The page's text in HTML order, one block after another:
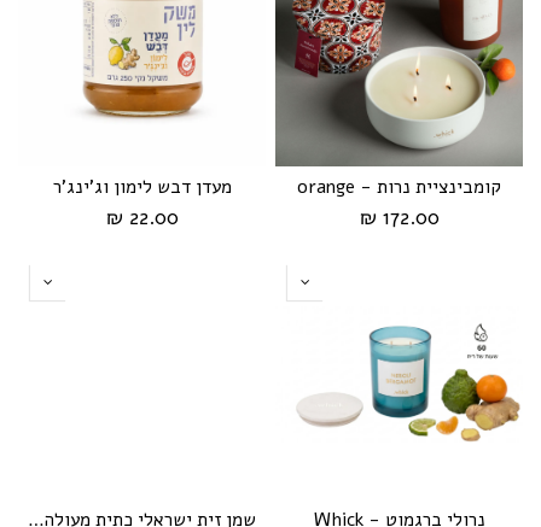
קומבינציית נרות - orange
172.00 ₪
מעדן דבש לימון וג'ינג'ר
22.00 ₪
נרולי ברגמוט - Whick שמן זית ישראלי כתית מעולה בפחית